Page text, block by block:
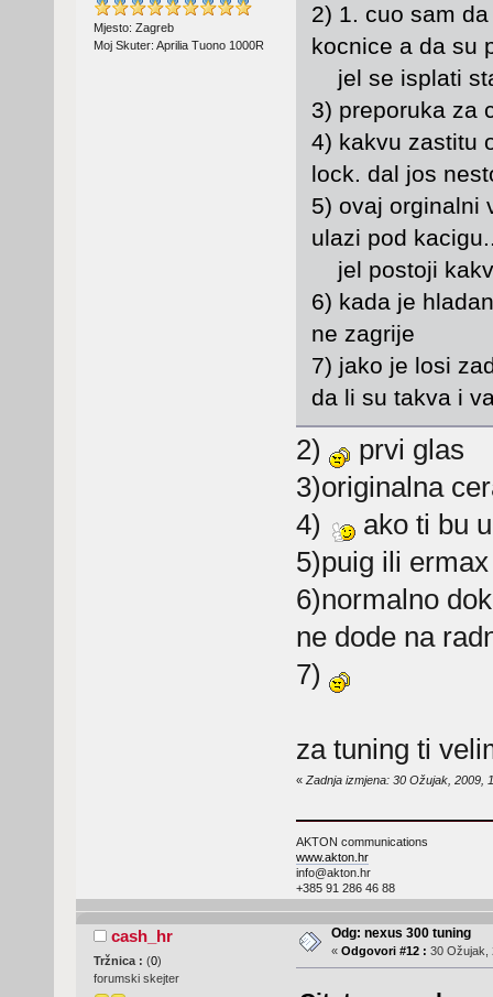
Mjesto: Zagreb
Moj Skuter: Aprilia Tuono 1000R
2) 1. cuo sam
kocnice a da su
jel se isplati
3) preporuka za
4) kakvu zastitu
lock. dal jos
5) ovaj orginalni
ulazi pod
jel postoji
6) kada je
ne zagrije
7) jako je losi
da li su takva i
2)
prvi glas
3)originalna
4)
ako ti bu
5)puig ili
6)normalno
ne dode na
7)
za tuning ti
«Zadnja izmjena: 30 Ožujak, 2009,
AKTON communications
www.akton.hr
info@akton.hr
+385 91 286 46 88
cash_hr
Tržnica : (0)
forumski skejter
Odg: nexus 300 tuning
« Odgovori #12 : 30 Ožujak,